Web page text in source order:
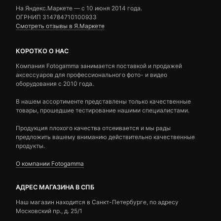
На Яндекс.Маркете — c 10 июня 2014 года.
ОГРНИП 314784710100933
Смотреть отзывы в Я.Маркете
КОРОТКО О НАС
Компания Fotogamma занимается поставкой и продажей
аксессуаров для профессионального фото- и видео
оборудования с 2010 года.
В нашем ассортименте представлены только качественные
товары, прошедшие тестирование нашими специалистами.
Продукция плохого качества отсеивается и мы рады
предложить вашему вниманию действительно качественные
продукты.
О компании Fotogamma
АДРЕС МАГАЗИНА В СПБ
Наш магазин находится в Санкт-Петербурге, по адресу
Московский пр., д. 25/1